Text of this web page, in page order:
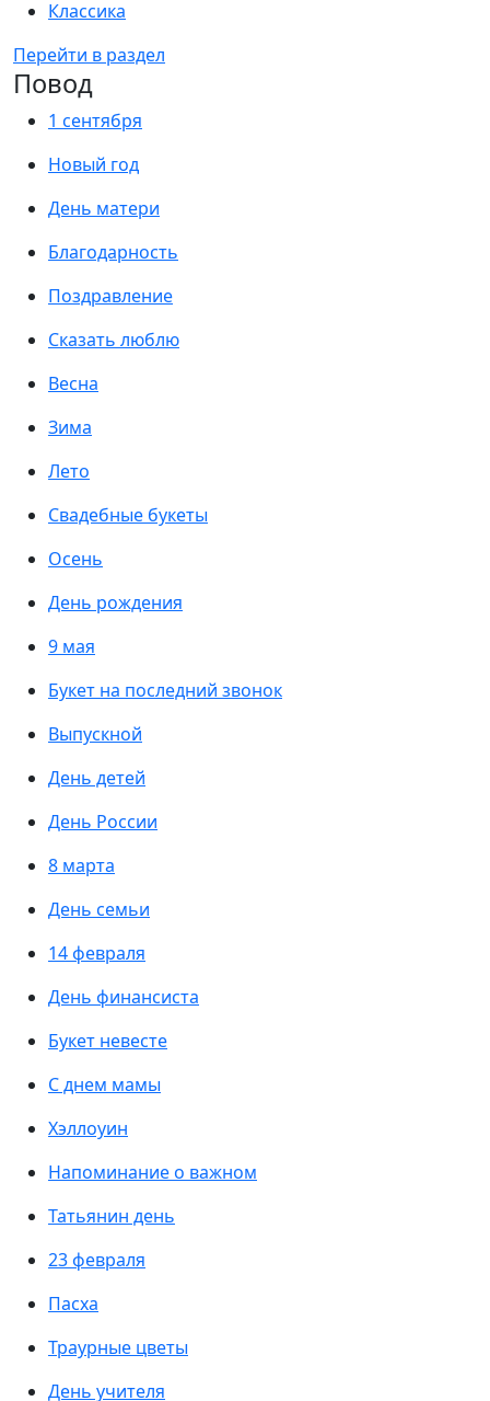
Классика
Перейти в раздел
Повод
1 сентября
Новый год
День матери
Благодарность
Поздравление
Сказать люблю
Весна
Зима
Лето
Свадебные букеты
Осень
День рождения
9 мая
Букет на последний звонок
Выпускной
День детей
День России
8 марта
День семьи
14 февраля
День финансиста
Букет невесте
С днем мамы
Хэллоуин
Напоминание о важном
Татьянин день
23 февраля
Пасха
Траурные цветы
День учителя